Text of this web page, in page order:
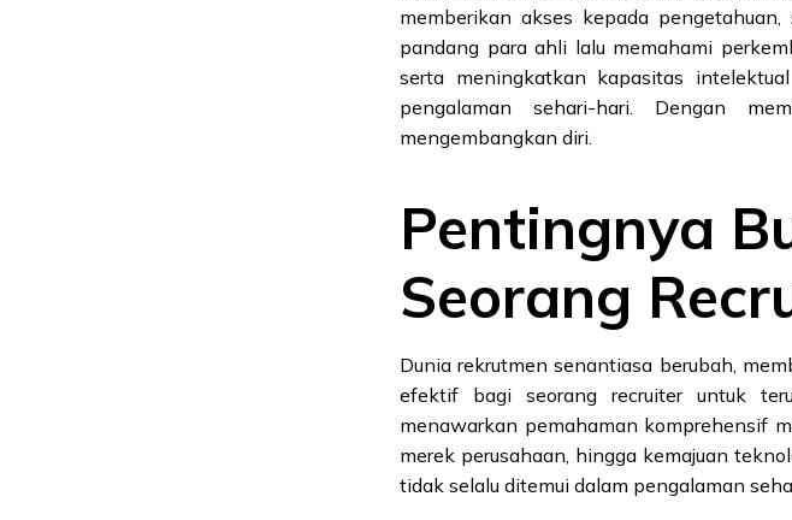
memberikan akses kepada
pandang para ahli lalu memahami
serta meningkatkan kapasitas
pengalaman sehari-hari. Dengan
mengembangkan diri.
Pentingnya
Seorang
Dunia rekrutmen senantiasa berubah,
efektif bagi seorang recruiter untuk
menawarkan pemahaman komprehensif
merek perusahaan, hingga kemajuan
tidak selalu ditemui dalam pengalaman